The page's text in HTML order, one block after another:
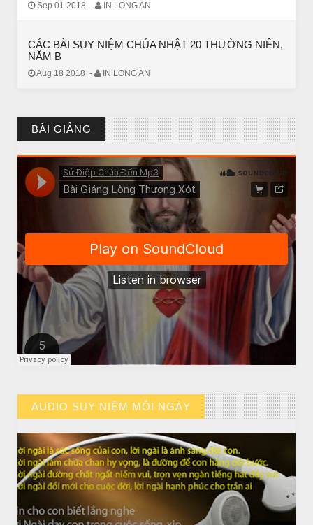
Sep 01 2018 - IN LONG AN
CÁC BÀI SUY NIỆM CHÚA NHẬT 20 THƯỜNG NIÊN,
NĂM B
Aug 18 2018 - IN LONG AN
BÀI GIẢNG
AUDIO SUY NIỆM MỖI NGÀY
// VIEW MORE BY AUDIO SUY NIỆM MỖI NGÀY
CHUYỆN Ý NGHĨA
Chuyện Ý Nghĩa: Chết vì yêu